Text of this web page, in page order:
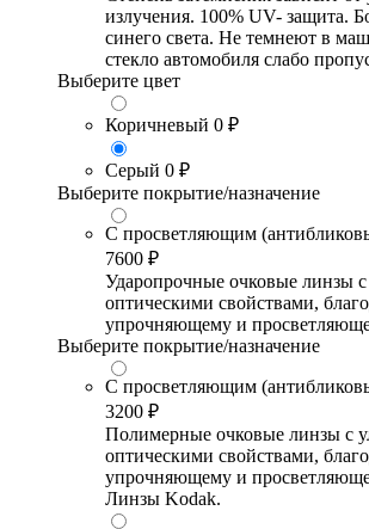
излучения. 100% UV- защита.
синего света. Не темнеют в
стекло автомобиля слабо
Выберите цвет
Коричневый 0 ₽
Серый 0 ₽
Выберите покрытие/назначение
С просветляющим
7600 ₽
Ударопрочные очковые линзы
оптическими свойствами,
упрочняющему и
Выберите покрытие/назначение
С просветляющим
3200 ₽
Полимерные очковые линзы с
оптическими свойствами,
упрочняющему и
Линзы Kodak.